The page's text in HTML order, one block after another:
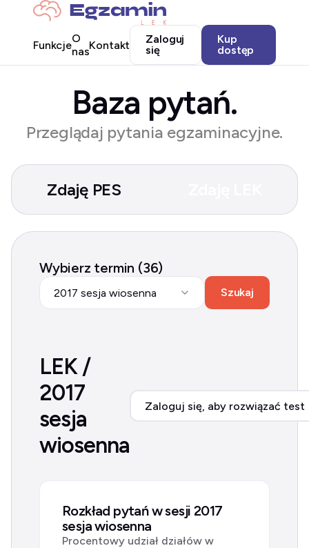
FunkcjeO
nasKontakt
Zaloguj
się
Kup
dostęp
Baza pytań.
Przeglądaj pytania egzaminacyjne.
Zdaję PES
Wybierz termin (36)
2017 sesja wiosenna Szukaj
LEK /
2017
sesja
wiosenna
Zaloguj się, aby rozwiązać test
Rozkład pytań w sesji 2017
sesja wiosenna
Procentowy udział działów w